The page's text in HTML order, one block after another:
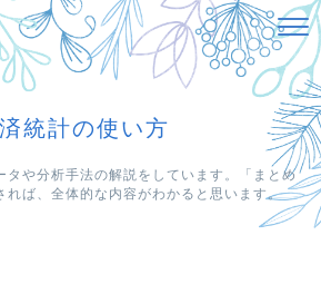
統計の使い方
タや分析手法の解説をしています。「まとめ
れば、全体的な内容がわかると思います。